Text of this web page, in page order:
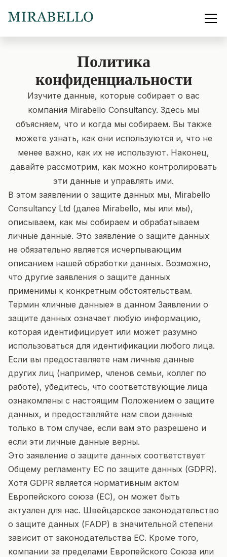
Политика
конфиденциальности
Изучите данные, которые собирает о вас
компания Mirabello Consultancy. Здесь мы
объясняем, что и когда мы собираем. Вы также
можете узнать, как они используются и, что не
менее важно, как их не используют. Наконец,
давайте рассмотрим, как можно контролировать
эти данные и управлять ими.
В этом заявлении о защите данных мы, Mirabello
Consultancy Ltd (далее Mirabello, мы или мы),
описываем, как мы собираем и обрабатываем
личные данные. Это заявление о защите данных
не обязательно является исчерпывающим
описанием нашей обработки данных. Возможно,
что другие заявления о защите данных
применимы к конкретным обстоятельствам.
Термин «личные данные» в данном Заявлении о
защите данных означает любую информацию,
которая идентифицирует или может разумно
использоваться для идентификации любого лица.
Если вы предоставляете нам личные данные
других лиц (например, членов семьи, коллег по
работе), убедитесь, что соответствующие лица
ознакомлены с настоящим Положением о защите
данных, и предоставляйте нам свои данные
только в том случае, если вам это разрешено и
если эти личные данные верны.
Это заявление о защите данных соответствует
Общему регламенту ЕС по защите данных (GDPR).
Хотя GDPR является нормативным актом
Европейского союза (ЕС), он может быть
актуален для нас. Швейцарское законодательство
о защите данных (FADP) в значительной степени
зависит от законодательства ЕС. Кроме того,
компании за пределами Европейского Союза или